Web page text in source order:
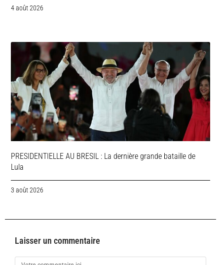
4 août 2026
PRESIDENTIELLE AU BRESIL : La dernière grande bataille de
Lula
3 août 2026
Laisser un commentaire